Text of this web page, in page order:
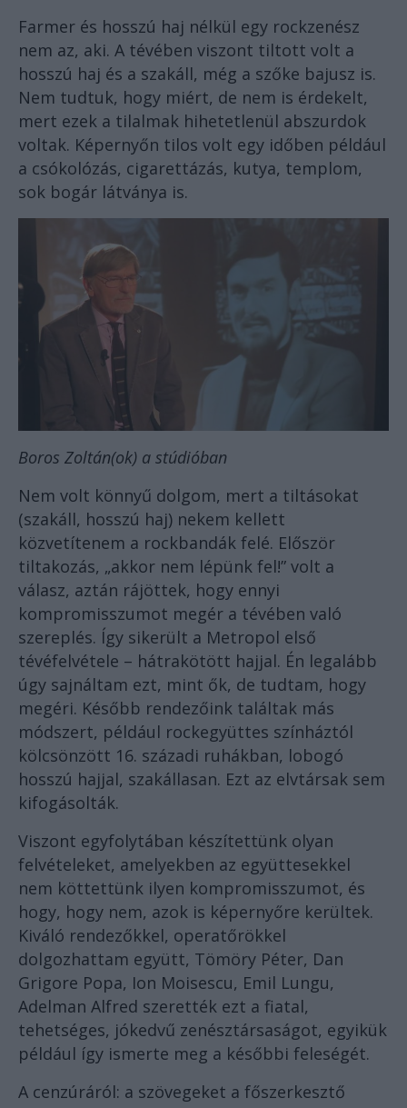
Farmer és hosszú haj nélkül egy rockzenész
nem az, aki. A tévében viszont tiltott volt a
hosszú haj és a szakáll, még a szőke bajusz is.
Nem tudtuk, hogy miért, de nem is érdekelt,
mert ezek a tilalmak hihetetlenül abszurdok
voltak. Képernyőn tilos volt egy időben például
a csókolózás, cigarettázás, kutya, templom,
sok bogár látványa is.
Boros Zoltán(ok) a stúdióban
Nem volt könnyű dolgom, mert a tiltásokat
(szakáll, hosszú haj) nekem kellett
közvetítenem a rockbandák felé. Először
tiltakozás, „akkor nem lépünk fel!” volt a
válasz, aztán rájöttek, hogy ennyi
kompromisszumot megér a tévében való
szereplés. Így sikerült a Metropol első
tévéfelvétele – hátrakötött hajjal. Én legalább
úgy sajnáltam ezt, mint ők, de tudtam, hogy
megéri. Később rendezőink találtak más
módszert, például rockegyüttes színháztól
kölcsönzött 16. századi ruhákban, lobogó
hosszú hajjal, szakállasan. Ezt az elvtársak sem
kifogásolták.
Viszont egyfolytában készítettünk olyan
felvételeket, amelyekben az együttesekkel
nem köttettünk ilyen kompromisszumot, és
hogy, hogy nem, azok is képernyőre kerültek.
Kiváló rendezőkkel, operatőrökkel
dolgozhattam együtt, Tömöry Péter, Dan
Grigore Popa, Ion Moisescu, Emil Lungu,
Adelman Alfred szerették ezt a fiatal,
tehetséges, jókedvű zenésztársaságot, egyikük
például így ismerte meg a későbbi feleségét.
A cenzúráról: a szövegeket a főszerkesztő